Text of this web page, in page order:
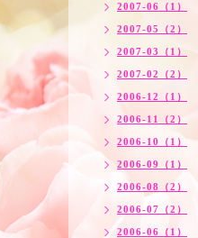
2007-06（1）
2007-05（2）
2007-03（1）
2007-02（2）
2006-12（1）
2006-11（2）
2006-10（1）
2006-09（1）
2006-08（2）
2006-07（2）
2006-06（1）